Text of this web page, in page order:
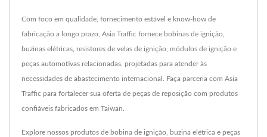
Com foco em qualidade, fornecimento estável e know-how de
fabricação a longo prazo, Asia Traffic fornece bobinas de ignição,
buzinas elétricas, resistores de velas de ignição, módulos de ignição e
peças automotivas relacionadas, projetadas para atender às
necessidades de abastecimento internacional. Faça parceria com Asia
Traffic para fortalecer sua oferta de peças de reposição com produtos
confiáveis fabricados em Taiwan.
Explore nossos produtos de bobina de ignição, buzina elétrica e peças